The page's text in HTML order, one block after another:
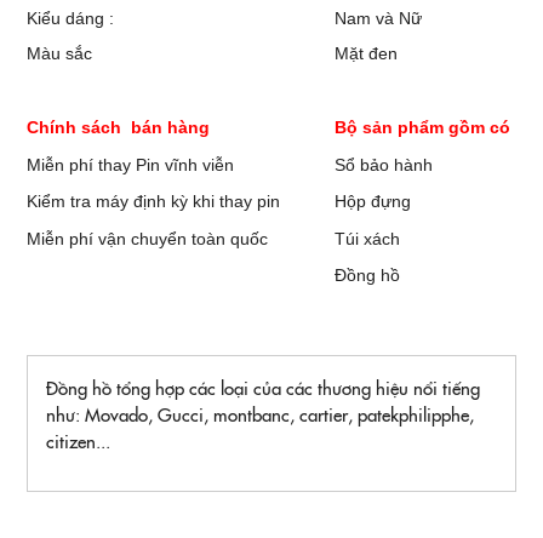
Kiểu dáng :
Nam và Nữ
Màu sắc
Mặt đen
Chính sách bán hàng
Bộ sản phẩm gồm có
Miễn phí thay Pin vĩnh viễn
Sổ bảo hành
Kiểm tra máy định kỳ khi thay pin
Hộp đựng
Miễn phí vận chuyển toàn quốc
Túi xách
Đồng hồ
Đồng hồ tổng hợp các loại của các thương hiệu nổi tiếng
như: Movado, Gucci, montbanc, cartier, patekphilipphe,
citizen...